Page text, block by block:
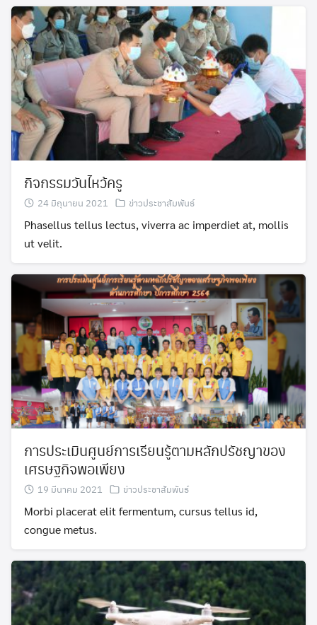
กิจกรรมวันไหว้ครู
24 มิถุนายน 2021 ข่าวประชาสัมพันธ์
Phasellus tellus lectus, viverra ac imperdiet at, mollis
ut velit.
การประเมินศูนย์การเรียนรู้ตามหลักปรัชญาของ
เศรษฐกิจพอเพียง
19 มีนาคม 2021 ข่าวประชาสัมพันธ์
Morbi placerat elit fermentum, cursus tellus id,
congue metus.